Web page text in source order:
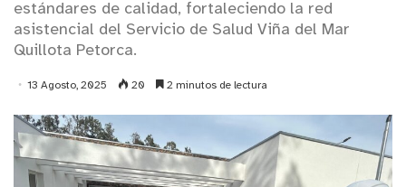
estándares de calidad, fortaleciendo la red
asistencial del Servicio de Salud Viña del Mar
Quillota Petorca.
13 Agosto, 2025 20 2 minutos de lectura